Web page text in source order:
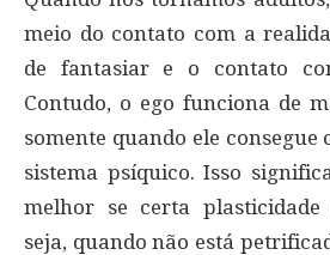
meio do contato com a
de fantasiar e o contato
Contudo, o ego funciona de
somente quando ele consegue
sistema psíquico. Isso
melhor se certa plasticidade
seja, quando não está